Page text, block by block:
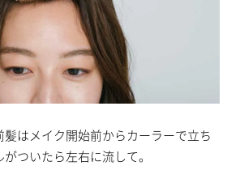
はメイク開始前からカーラーで立ち
ついたら左右に流して。